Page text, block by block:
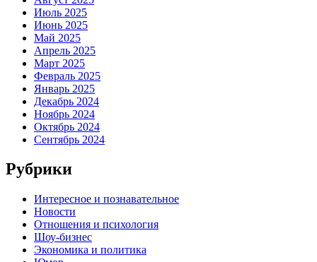
Июль 2025
Июнь 2025
Май 2025
Апрель 2025
Март 2025
Февраль 2025
Январь 2025
Декабрь 2024
Ноябрь 2024
Октябрь 2024
Сентябрь 2024
Рубрики
Интересное и познавательное
Новости
Отношения и психология
Шоу-бизнес
Экономика и политика